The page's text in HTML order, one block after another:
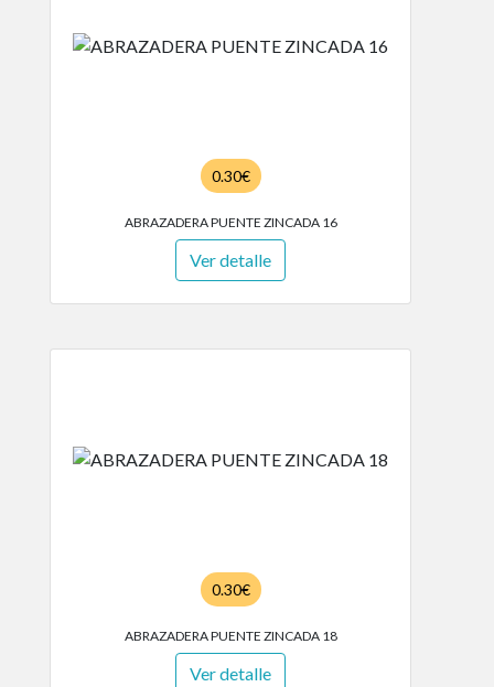
0.30€
ABRAZADERA PUENTE ZINCADA 16
Ver detalle
0.30€
ABRAZADERA PUENTE ZINCADA 18
Ver detalle